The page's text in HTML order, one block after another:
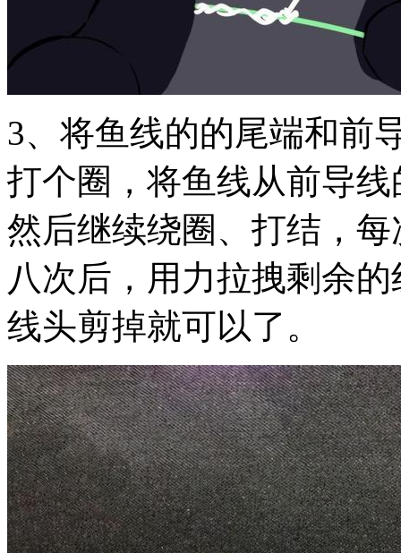
3、将鱼线的的尾端和前
打个圈，将鱼线从前导
然后继续绕圈、打结，
八次后，用力拉拽剩余
线头剪掉就可以了。